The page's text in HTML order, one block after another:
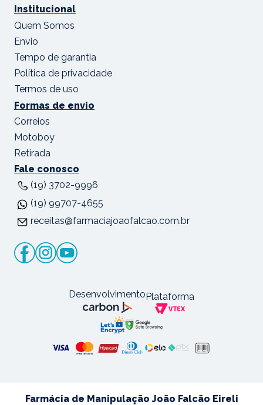
Institucional
Quem Somos
Envio
Tempo de garantia
Política de privacidade
Termos de uso
Formas de envio
Correios
Motoboy
Retirada
Fale conosco
(19) 3702-9996
(19) 99707-4655
receitas@farmaciajoaofalcao.com.br
DesenvolvimentoPlataforma
Farmácia de Manipulação João Falcão Eireli